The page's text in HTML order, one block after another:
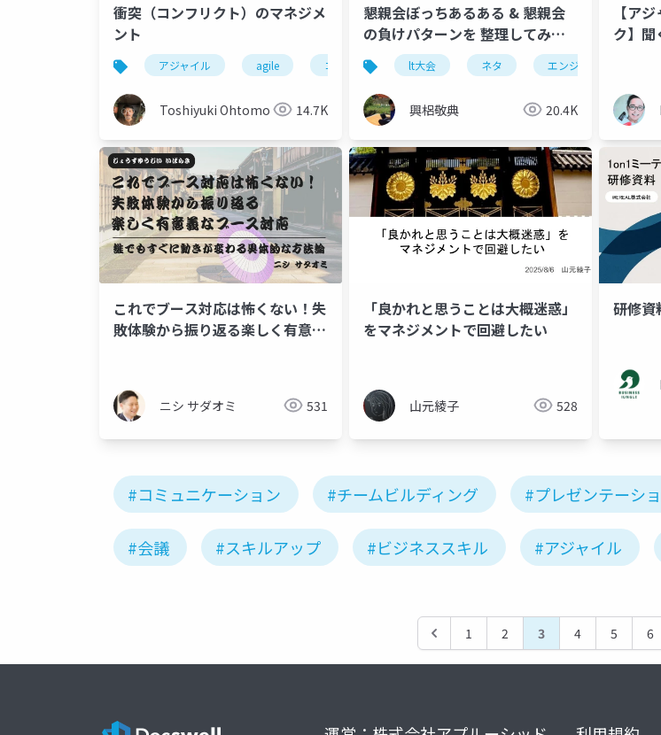
衝突（コンフリクト）のマネジメ
ント
アジャイル agile コンフリクト 関係性 マネジメント
Toshiyuki Ohtomo 14.7K
懇親会ぼっちあるある & 懇親会
の負けパターンを 整理してみた
悲しくなった
lt大会 ネタ エンジニア
興梠敬典 20.4K
【ア
ク】聞
これでブース対応は怖くない！失
敗体験から振り返る楽しく有意義
ニシ サダオミ 531
「良かれと思うことは大概迷惑」
をマネジメントで回避したい
山元綾子 528
研修
#コミュニケーション #チームビルディング #プレゼンテーシ
#会議 #スキルアップ #ビジネススキル #アジャイル
1 2 3 4 5 6